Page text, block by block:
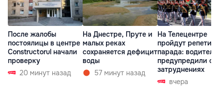
После жалобы
постоялицы в центре
Constructorul начали
проверку
20 минут назад
На Днестре, Пруте и
малых реках
сохраняется дефицит
воды
57 минут назад
На Телецентре
пройдут
парада:
предупредили о
затруднениях
вчера